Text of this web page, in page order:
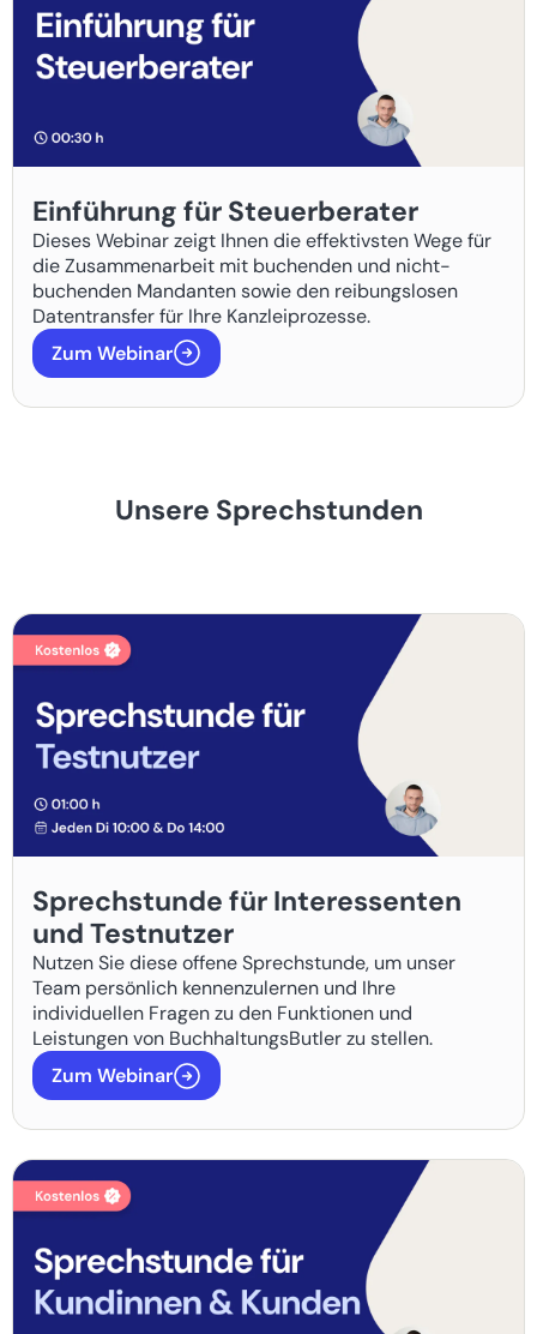
Einführung für Steuerberater
Dieses Webinar zeigt Ihnen die effektivsten Wege für
die Zusammenarbeit mit buchenden und nicht-
buchenden Mandanten sowie den reibungslosen
Datentransfer für Ihre Kanzleiprozesse.
Zum Webinar
Unsere Sprechstunden
Sprechstunde für Interessenten
und Testnutzer
Nutzen Sie diese offene Sprechstunde, um unser
Team persönlich kennenzulernen und Ihre
individuellen Fragen zu den Funktionen und
Leistungen von BuchhaltungsButler zu stellen.
Zum Webinar